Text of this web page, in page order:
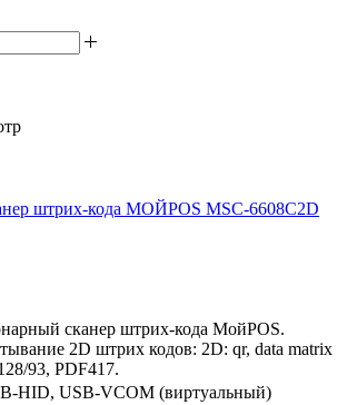
штрих-кода МОЙPOS MSC-6608C2D
cканер штрих-кода МойPOS.
2D штрих кодов: 2D: qr, data matrix
93, PDF417.
HID, USB-VCOM (виртуальный)